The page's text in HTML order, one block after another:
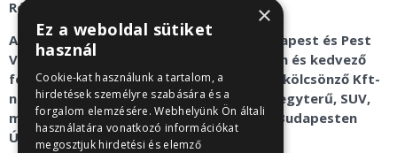
Rólunk
Az autóbérlés és kisbusz kölcsönzés Budapest és Pest
Vármegye területén gyorsan, egyszerűen és kedvező
feltételekkel érhető el a Recent Car autókölcsönző Kft-
nél. Alsó-, közép-, nagykategóriás autó, egyterű, SUV,
mikrobusz kölcsönzés és kisbusz bérlés Budapesten
Újbudán és Törökbálinton.
×
Ez a weboldal sütiket
használ
Cookie-kat használunk a tartalom, a
hirdetések személyre szabására és a
forgalom elemzésére. Webhelyünk Ön általi
használatára vonatkozó információkat
megosztjuk hirdetési és elemző